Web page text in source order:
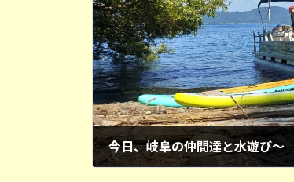
今日、岐阜の仲間達と水遊び～